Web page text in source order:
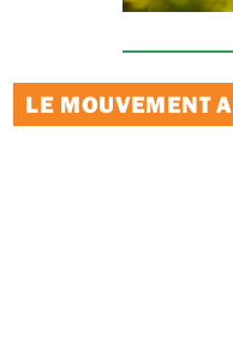
LE MOUVEMENT